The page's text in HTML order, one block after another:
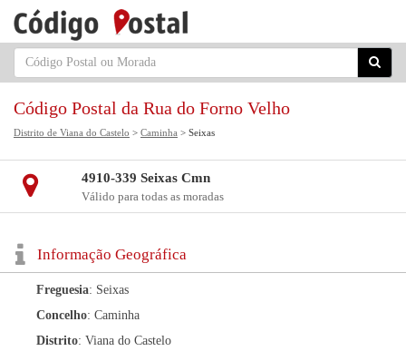
Código Postal da Rua do Forno Velho
Distrito de Viana do Castelo > Caminha > Seixas
4910-339 Seixas Cmn
Válido para todas as moradas
Informação Geográfica
Freguesia: Seixas
Concelho: Caminha
Distrito: Viana do Castelo